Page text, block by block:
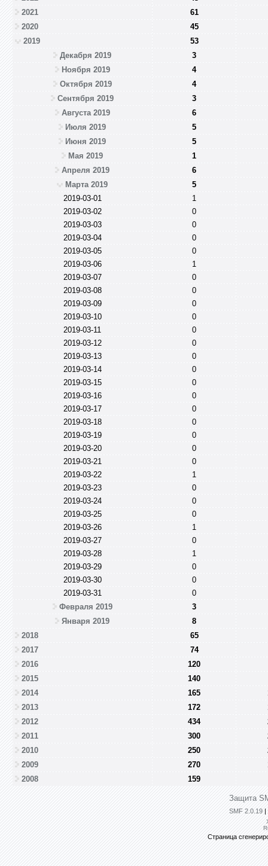
2021
61
2020
45
2019
53
Декабря 2019
3
Ноября 2019
4
Октября 2019
4
Сентября 2019
3
Августа 2019
6
Июля 2019
5
Июня 2019
5
Мая 2019
1
Апреля 2019
6
Марта 2019
5
2019-03-01
1
2019-03-02
0
2019-03-03
0
2019-03-04
0
2019-03-05
0
2019-03-06
1
2019-03-07
0
2019-03-08
0
2019-03-09
0
2019-03-10
0
2019-03-11
0
2019-03-12
0
2019-03-13
0
2019-03-14
0
2019-03-15
0
2019-03-16
0
2019-03-17
0
2019-03-18
0
2019-03-19
0
2019-03-20
0
2019-03-21
0
2019-03-22
1
2019-03-23
0
2019-03-24
0
2019-03-25
0
2019-03-26
1
2019-03-27
0
2019-03-28
1
2019-03-29
0
2019-03-30
0
2019-03-31
0
Февраля 2019
3
Января 2019
8
2018
65
2017
74
2016
120
2015
140
2014
165
2013
172
2012
434
2011
300
2010
250
2009
270
2008
159
Защита
SMF 2.0.19 |
Страница